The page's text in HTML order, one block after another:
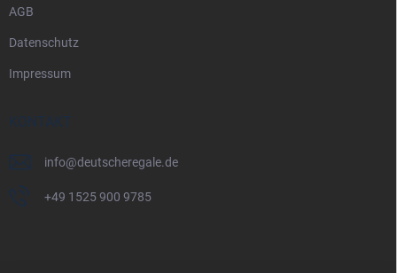
AGB
Datenschutz
Impressum
KONTAKT
info@deutscheregale.de
+49 1525 900 9785